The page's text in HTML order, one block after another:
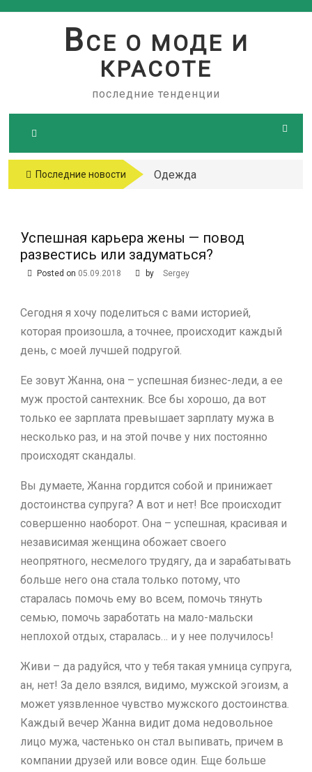
ВСЕ О МОДЕ И
КРАСОТЕ
последние тенденции
Последние новости
Одежда
Успешная карьера жены — повод
развестись или задуматься?
Posted on 05.09.2018 by Sergey
Сегодня я хочу поделиться с вами историей,
которая произошла, а точнее, происходит каждый
день, с моей лучшей подругой.
Ее зовут Жанна, она – успешная бизнес-леди, а ее
муж простой сантехник. Все бы хорошо, да вот
только ее зарплата превышает зарплату мужа в
несколько раз, и на этой почве у них постоянно
происходят скандалы.
Вы думаете, Жанна гордится собой и принижает
достоинства супруга? А вот и нет! Все происходит
совершенно наоборот. Она – успешная, красивая и
независимая женщина обожает своего
неопрятного, несмелого трудягу, да и зарабатывать
больше него она стала только потому, что
старалась помочь ему во всем, помочь тянуть
семью, помочь заработать на мало-мальски
неплохой отдых, старалась… и у нее получилось!
Живи – да радуйся, что у тебя такая умница супруга,
ан, нет! За дело взялся, видимо, мужской эгоизм, а
может уязвленное чувство мужского достоинства.
Каждый вечер Жанна видит дома недовольное
лицо мужа, частенько он стал выпивать, причем в
компании друзей или вовсе один. Еще больше